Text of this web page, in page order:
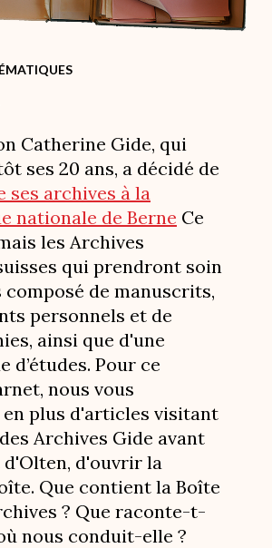
Catherine Gide, qui
ses 20 ans, a décidé de
ses archives à la
nationale de Berne Ce
les Archives
qui prendront soin
composé de manuscrits,
personnels et de
ainsi que d'une
d’études. Pour ce
nous vous
en plus d'articles visitant
Archives Gide avant
d'ouvrir la
Que contient la Boîte
? Que raconte-t-
nous conduit-elle ?